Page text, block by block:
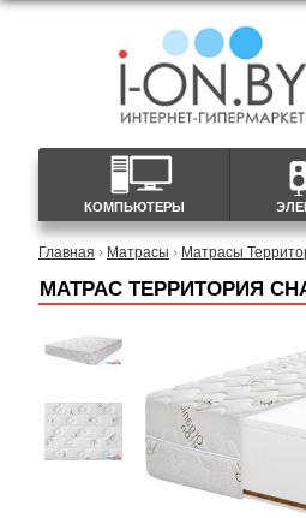
КОМПЬЮТЕРЫ
Главная › Матрасы › Матрасы
МАТРАС ТЕРРИТОРИЯ